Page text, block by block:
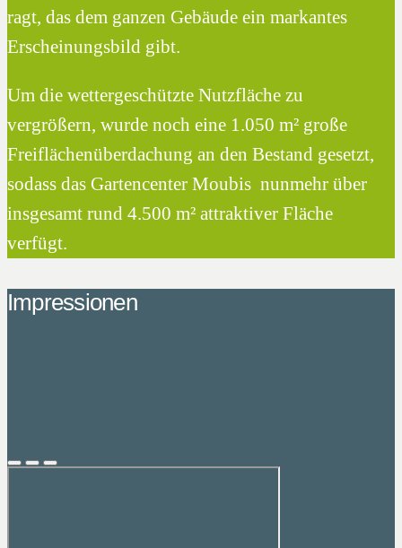
ragt, das dem ganzen Gebäude ein markantes
Erscheinungsbild gibt.
Um die wettergeschützte Nutzfläche zu
vergrößern, wurde noch eine 1.050 m² große
Freiflächenüberdachung an den Bestand gesetzt,
sodass das Gartencenter Moubis nunmehr über
insgesamt rund 4.500 m² attraktiver Fläche
verfügt.
Impressionen